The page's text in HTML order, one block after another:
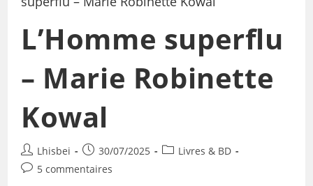
L’Homme superflu
– Marie Robinette
Kowal
Lhisbei 30/07/2025
Livres & BD
5 commentaires